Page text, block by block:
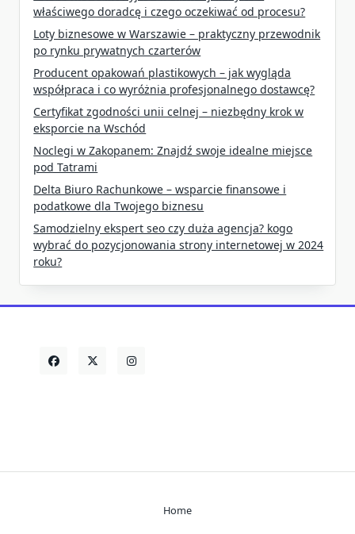
właściwego doradcę i czego oczekiwać od procesu?
Loty biznesowe w Warszawie – praktyczny przewodnik
po rynku prywatnych czarterów
Producent opakowań plastikowych – jak wygląda
współpraca i co wyróżnia profesjonalnego dostawcę?
Certyfikat zgodności unii celnej – niezbędny krok w
eksporcie na Wschód
Noclegi w Zakopanem: Znajdź swoje idealne miejsce
pod Tatrami
Delta Biuro Rachunkowe – wsparcie finansowe i
podatkowe dla Twojego biznesu
Samodzielny ekspert seo czy duża agencja? kogo
wybrać do pozycjonowania strony internetowej w 2024
roku?
Home